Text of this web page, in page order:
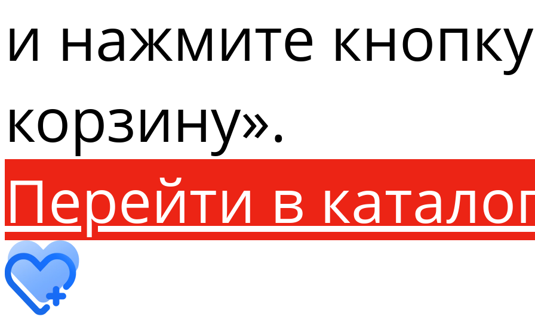
и нажмите
корзину».
Перейти в